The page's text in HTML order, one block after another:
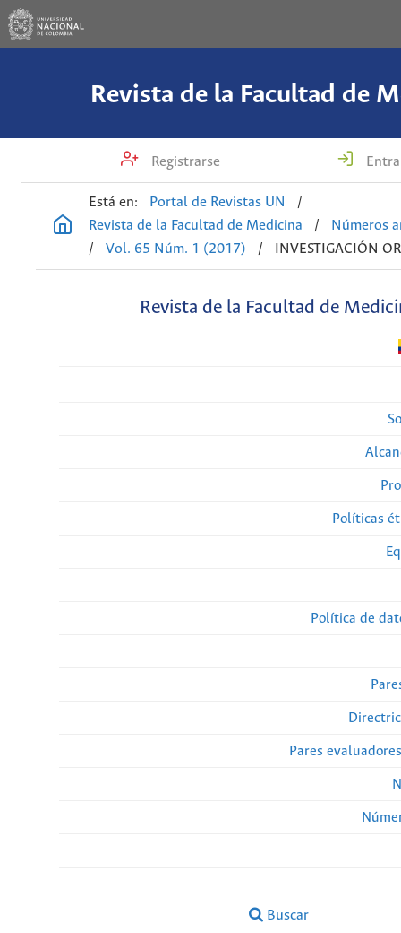
Revista de la Facultad de
Registrarse
Está en: Portal de Revistas UN
/
Revista de la Facultad de Medicina
/
Números
/
Vol. 65 Núm. 1 (2017) / INVESTIGACIÓN
Revista de la Facultad de
Políticas
Política de
Pares
Buscar